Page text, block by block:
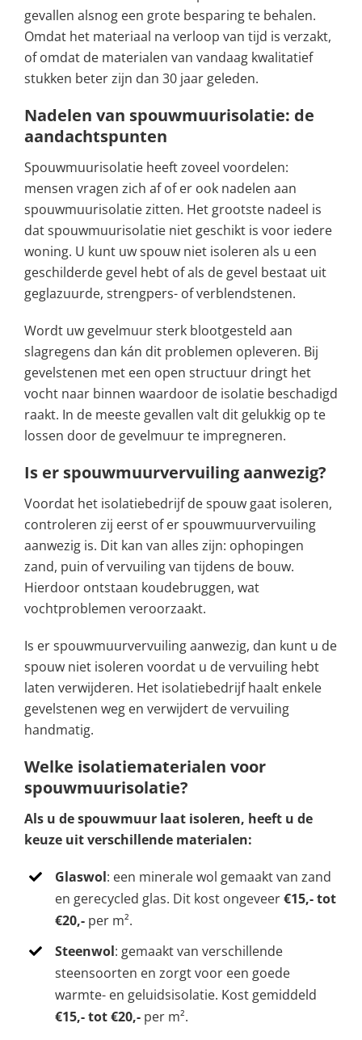
gevallen alsnog een grote besparing te behalen.
Omdat het materiaal na verloop van tijd is verzakt,
of omdat de materialen van vandaag kwalitatief
stukken beter zijn dan 30 jaar geleden.
Nadelen van spouwmuurisolatie: de
aandachtspunten
Spouwmuurisolatie heeft zoveel voordelen:
mensen vragen zich af of er ook nadelen aan
spouwmuurisolatie zitten. Het grootste nadeel is
dat spouwmuurisolatie niet geschikt is voor iedere
woning. U kunt uw spouw niet isoleren als u een
geschilderde gevel hebt of als de gevel bestaat uit
geglazuurde, strengpers- of verblendstenen.
Wordt uw gevelmuur sterk blootgesteld aan
slagregens dan kán dit problemen opleveren. Bij
gevelstenen met een open structuur dringt het
vocht naar binnen waardoor de isolatie beschadigd
raakt. In de meeste gevallen valt dit gelukkig op te
lossen door de gevelmuur te impregneren.
Is er spouwmuurvervuiling aanwezig?
Voordat het isolatiebedrijf de spouw gaat isoleren,
controleren zij eerst of er spouwmuurvervuiling
aanwezig is. Dit kan van alles zijn: ophopingen
zand, puin of vervuiling van tijdens de bouw.
Hierdoor ontstaan koudebruggen, wat
vochtproblemen veroorzaakt.
Is er spouwmuurvervuiling aanwezig, dan kunt u de
spouw niet isoleren voordat u de vervuiling hebt
laten verwijderen. Het isolatiebedrijf haalt enkele
gevelstenen weg en verwijdert de vervuiling
handmatig.
Welke isolatiematerialen voor
spouwmuurisolatie?
Als u de spouwmuur laat isoleren, heeft u de
keuze uit verschillende materialen:
Glaswol: een minerale wol gemaakt van zand
en gerecycled glas. Dit kost ongeveer€15,- tot
€20,- per m².
Steenwol: gemaakt van verschillende
steensoorten en zorgt voor een goede
warmte- en geluidsisolatie. Kost gemiddeld
€15,- tot €20,- per m².